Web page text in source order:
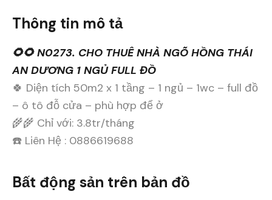
Thông tin mô tả
🌻🌻 N0273. CHO THUÊ NHÀ NGÕ HỒNG THÁI
AN DƯƠNG 1 NGỦ FULL ĐỒ
🍀 Diện tích 50m2 x 1 tầng – 1 ngủ – 1wc – full đồ
– ô tô đỗ cửa – phù hợp để ở
🌾🌾 Chỉ với: 3.8tr/tháng
☎️ Liên Hệ : 0886619688
Bất động sản trên bản đồ